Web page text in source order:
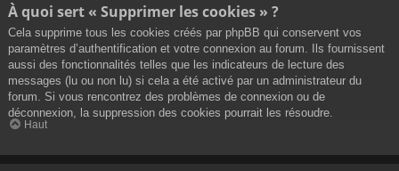
À quoi sert « Supprimer les cookies » ?
Cela supprime tous les cookies créés par phpBB qui conservent vos
paramètres d’authentification et votre connexion au forum. Ils fournissent
aussi des fonctionnalités telles que les indicateurs de lecture des
messages (lu ou non lu) si cela a été activé par un administrateur du
forum. Si vous rencontrez des problèmes de connexion ou de
déconnexion, la suppression des cookies pourrait les résoudre.
Haut